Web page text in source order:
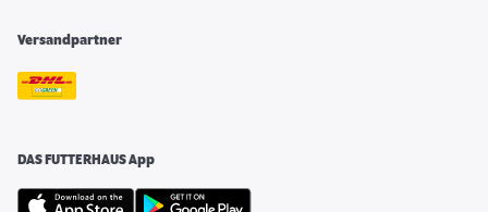
Versandpartner
DAS FUTTERHAUS App